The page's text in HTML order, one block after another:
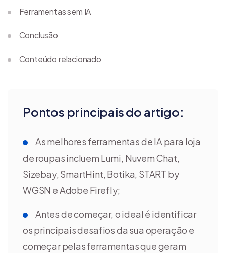
Pontos principais do artigo:
As melhores ferramentas de IA para loja
de roupas incluem Lumi, Nuvem Chat,
Sizebay, SmartHint, Botika, START by
WGSN e Adobe Firefly;
Antes de começar, o ideal é identificar
os principais desafios da sua operação e
começar pelas ferramentas que geram
Ferramentas sem IA
Conclusão
Conteúdo relacionado